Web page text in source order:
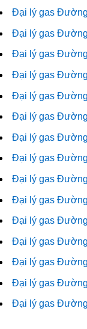
Đại lý gas
Đại lý gas
Đại lý gas
Đại lý gas
Đại lý gas
Đại lý gas
Đại lý gas
Đại lý gas
Đại lý gas
Đại lý gas
Đại lý gas
Đại lý gas
Đại lý gas
Đại lý gas
Đại lý gas